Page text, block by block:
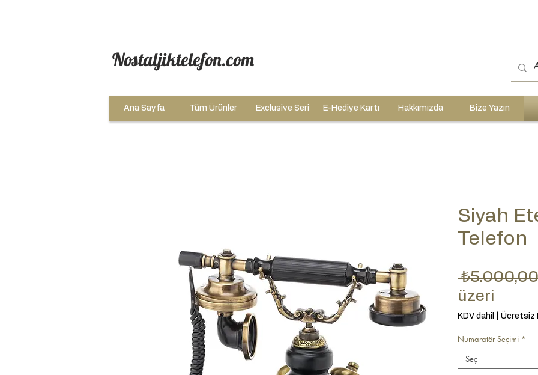
Nostaljiktelefon.com
Ana Sayfa Tüm Ürünler Exclusive Seri E-Hediye Kartı Hakkımızda Bize Yazın
Siyah
Telefon
üzeri
KDV dahil Ücretsiz
Numaratör Seçimi *
Seç